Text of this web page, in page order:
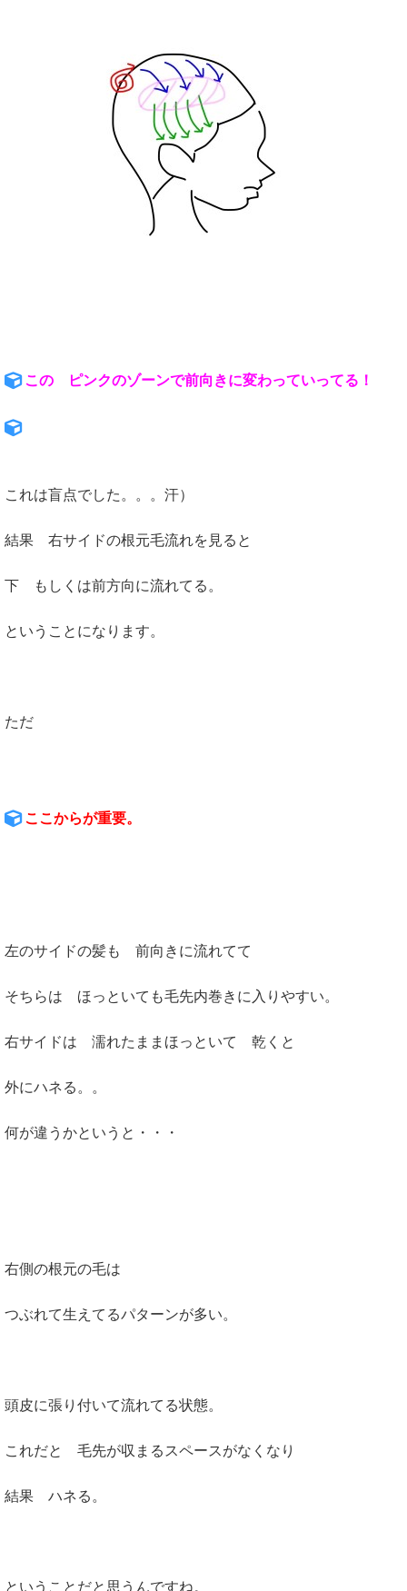
この ピンクのゾーンで前向きに変わっていってる！
これは盲点でした。。。汗）
結果 右サイドの根元毛流れを見ると
下 もしくは前方向に流れてる。
ということになります。
ただ
ここからが重要。
左のサイドの髪も 前向きに流れてて
そちらは ほっといても毛先内巻きに入りやすい。
右サイドは 濡れたままほっといて 乾くと
外にハネる。。
何が違うかというと・・・
右側の根元の毛は
つぶれて生えてるパターンが多い。
頭皮に張り付いて流れてる状態。
これだと 毛先が収まるスペースがなくなり
結果 ハネる。
ということだと思うんですね。